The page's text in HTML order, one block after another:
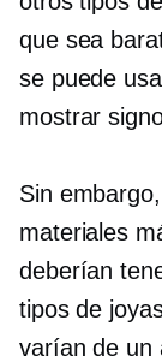
que sea
se puede
mostrar
Sin
materiales
deberían
tipos de
varían de un